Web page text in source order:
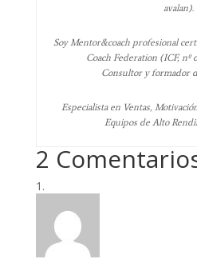
avalan).
Soy Mentor&coach profesional
Coach Federation (ICF, nº
Consultor y formador
Especialista en Ventas,
Equipos de Alto
2